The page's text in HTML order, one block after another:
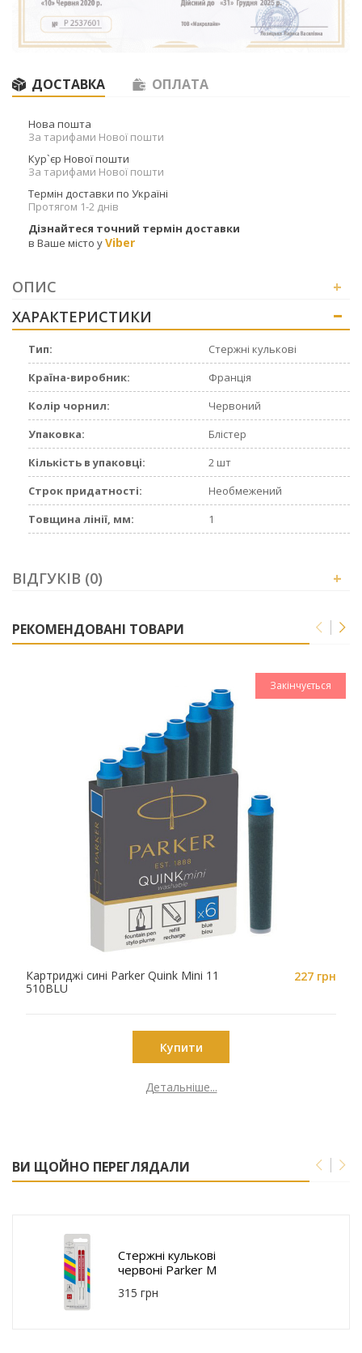
ДОСТАВКА ОПЛАТА
Нова пошта
За тарифами Нової пошти
Кур`єр Нової пошти
За тарифами Нової пошти
Термін доставки по Україні
Протягом 1-2 днів
Дізнайтеся точний термін доставки
в Ваше місто уViber
ОПИС
+
ХАРАКТЕРИСТИКИ
Тип:
Стержні кулькові
Країна-виробник:
Франція
Колір чорнил:
Червоний
Упаковка:
Блістер
Кількість в упаковці:
2 шт
Строк придатності:
Необмежений
Товщина лінії, мм:
1
ВІДГУКІВ (0) +
РЕКОМЕНДОВАНІ ТОВАРИ
Закінчується
Картриджі сині Parker Quink Mini 11
510BLU
227 грн
Купити
Детальніше...
ВИ ЩОЙНО ПЕРЕГЛЯДАЛИ
Стержні кулькові
червоні Parker M
315 грн